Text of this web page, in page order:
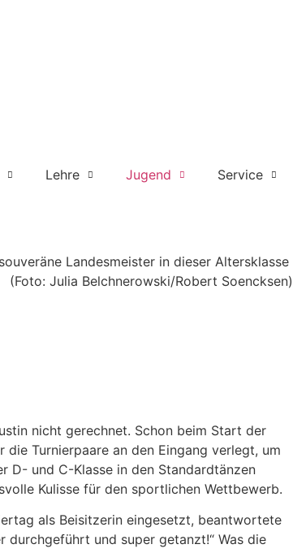
Lehre Jugend Service
Landesmeister in dieser Altersklasse
(Foto: Julia Belchnerowski/Robert Soencksen)
nicht gerechnet. Schon beim Start der
Turnierpaare an den Eingang verlegt, um
D- und C-Klasse in den Standardtänzen
Kulisse für den sportlichen Wettbewerb.
als Beisitzerin eingesetzt, beantwortete
durchgeführt und super getanzt!“ Was die